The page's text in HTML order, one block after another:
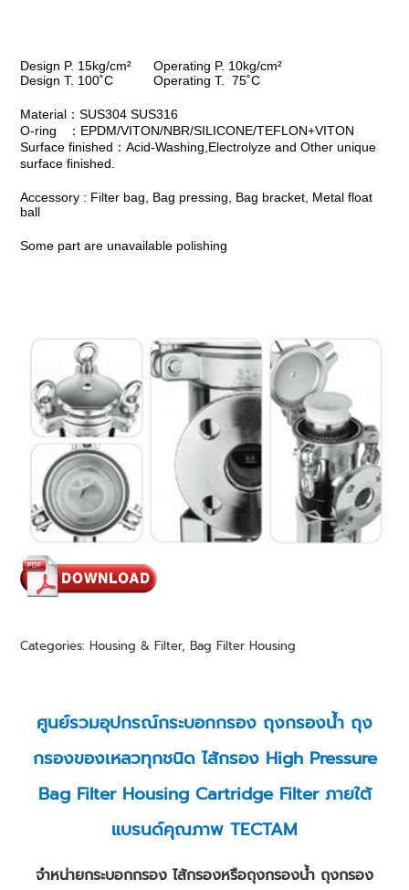
Design P. 15kg/cm² Operating P. 10kg/cm²
Design T. 100˚C Operating T. 75˚C
Material：SUS304 SUS316
O-ring ：EPDM/VITON/NBR/SILICONE/TEFLON+VITON
Surface finished：Acid-Washing,Electrolyze and Other unique
surface finished.
Accessory : Filter bag, Bag pressing, Bag bracket, Metal float
ball
Some part are unavailable polishing
Categories:Housing & Filter,Bag Filter Housing
ศูนย์รวมอุปกรณ์กระบอกกรอง ถุงกรองน้ำ ถุง
กรองของเหลวทุกชนิดไส้กรอง High Pressure
Bag Filter Housing Cartridge Filterภายใต้
แบรนด์คุณภาพ TECTAM
จำหน่ายกระบอกกรอง ไส้กรองหรือถุงกรองน้ำ ถุงกรอง